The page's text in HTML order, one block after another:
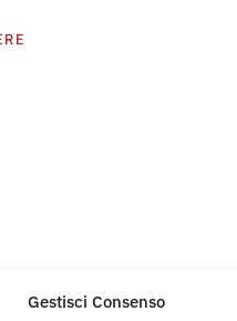
Gestisci Consenso